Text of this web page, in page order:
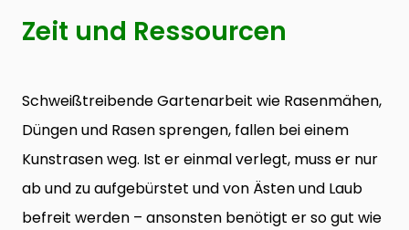
Zeit und Ressourcen
Schweißtreibende Gartenarbeit wie Rasenmähen,
Düngen und Rasen sprengen, fallen bei einem
Kunstrasen weg. Ist er einmal verlegt, muss er nur
ab und zu aufgebürstet und von Ästen und Laub
befreit werden – ansonsten benötigt er so gut wie